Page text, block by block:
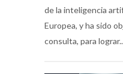
de la inteligencia
Europea, y ha sido
consulta, para